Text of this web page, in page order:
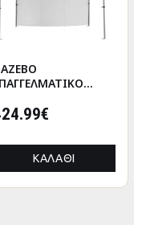
HM21097.01
3x3x3,4YεκΚΑΛΆΘΙ